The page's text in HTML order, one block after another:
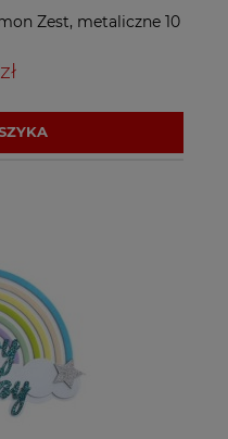
Zest, metaliczne 10